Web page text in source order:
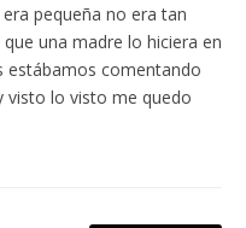
pequeña no era tan
una madre lo hiciera en
estábamos comentando
visto lo visto me quedo